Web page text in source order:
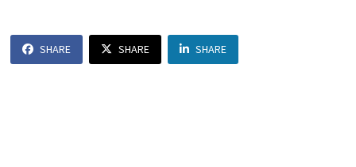
SHARE SHARE SHARE